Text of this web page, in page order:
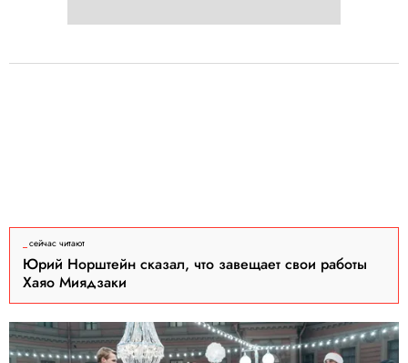
сейчас читают
Юрий Норштейн сказал, что завещает свои работы
Хаяо Миядзаки